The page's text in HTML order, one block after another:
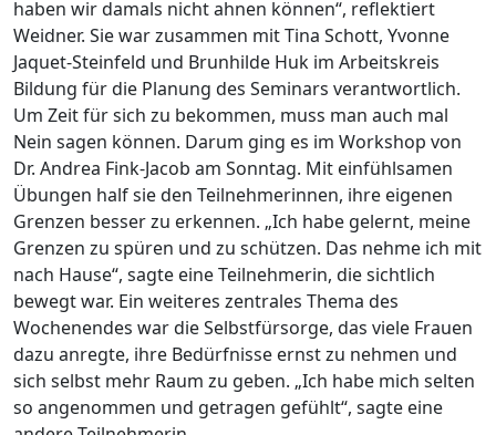
haben wir damals nicht ahnen können“, reflektiert
Weidner. Sie war zusammen mit Tina Schott, Yvonne
Jaquet-Steinfeld und Brunhilde Huk im Arbeitskreis
Bildung für die Planung des Seminars verantwortlich.
Um Zeit für sich zu bekommen, muss man auch mal
Nein sagen können. Darum ging es im Workshop von
Dr. Andrea Fink-Jacob am Sonntag. Mit einfühlsamen
Übungen half sie den Teilnehmerinnen, ihre eigenen
Grenzen besser zu erkennen. „Ich habe gelernt, meine
Grenzen zu spüren und zu schützen. Das nehme ich mit
nach Hause“, sagte eine Teilnehmerin, die sichtlich
bewegt war. Ein weiteres zentrales Thema des
Wochenendes war die Selbstfürsorge, das viele Frauen
dazu anregte, ihre Bedürfnisse ernst zu nehmen und
sich selbst mehr Raum zu geben. „Ich habe mich selten
so angenommen und getragen gefühlt“, sagte eine